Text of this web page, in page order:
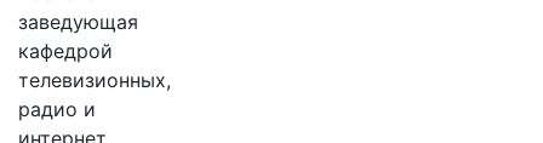
заведующая
кафедрой
телевизионных,
радио и
интернет